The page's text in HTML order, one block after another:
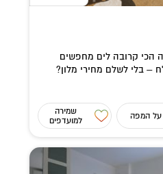
הכי קרובה לים מחפשים
– בלי לשלם מחירי מלון?
על המפה
שמירה
למועדפים